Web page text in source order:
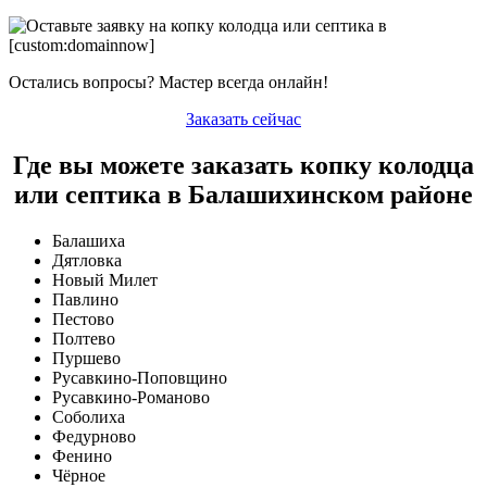
Остались вопросы? Мастер всегда онлайн!
Заказать сейчас
Где вы можете заказать копку колодца
или септика в Балашихинском районе
Балашиха
Дятловка
Новый Милет
Павлино
Пестово
Полтево
Пуршево
Русавкино-Поповщино
Русавкино-Романово
Соболиха
Федурново
Фенино
Чёрное